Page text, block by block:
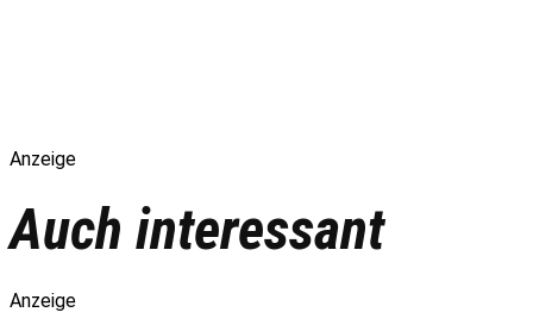
Anzeige
Auch interessant
Anzeige